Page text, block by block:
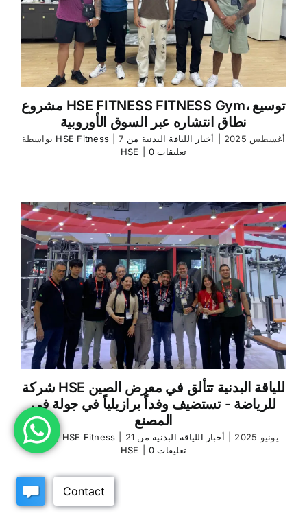
مشروع HSE FITNESS FITNESS Gym، توسيع
نطاق انتشاره عبر السوق الأوروبية
HSE Fitness 7 أغسطس 2025
أخبار اللياقة البدنية من
HSE
0 تعليقات
شركة HSE للياقة البدنية تتألق في معرض الصين
للرياضة - تستضيف وفداً برازيلياً في جولة في
المصنع
بواسطة HSE Fitness 21 يونيو 2025
أخبار اللياقة البدنية من
HSE
0 تعليقات